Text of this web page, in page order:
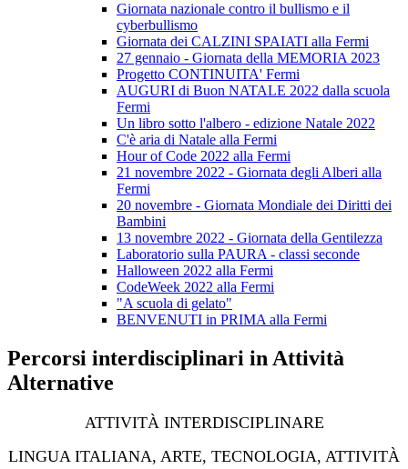
Giornata nazionale contro il bullismo e il
cyberbullismo
Giornata dei CALZINI SPAIATI alla Fermi
27 gennaio - Giornata della MEMORIA 2023
Progetto CONTINUITA' Fermi
AUGURI di Buon NATALE 2022 dalla scuola
Fermi
Un libro sotto l'albero - edizione Natale 2022
C'è aria di Natale alla Fermi
Hour of Code 2022 alla Fermi
21 novembre 2022 - Giornata degli Alberi alla
Fermi
20 novembre - Giornata Mondiale dei Diritti dei
Bambini
13 novembre 2022 - Giornata della Gentilezza
Laboratorio sulla PAURA - classi seconde
Halloween 2022 alla Fermi
CodeWeek 2022 alla Fermi
"A scuola di gelato"
BENVENUTI in PRIMA alla Fermi
Percorsi interdisciplinari in Attività
Alternative
ATTIVITÀ INTERDISCIPLINARE
LINGUA ITALIANA, ARTE, TECNOLOGIA, ATTIVITÀ